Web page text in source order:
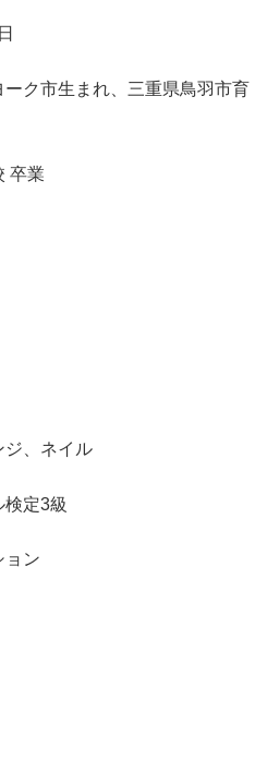
ク市生まれ、三重県鳥羽市育
卒業
ジ、ネイル
定3級
ョン